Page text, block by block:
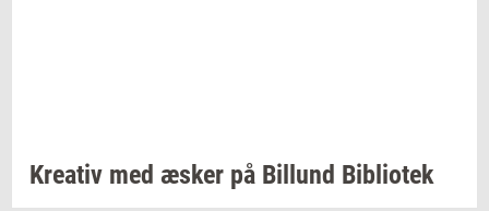
Kre­a­tiv med æsker på Bil­lund Bi­bli­o­tek